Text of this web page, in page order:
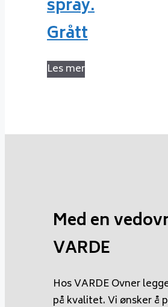
spray.
Grått
Les mer
Med en
VARDE
Hos VARDE Ovner
på kvalitet. Vi ønsker å